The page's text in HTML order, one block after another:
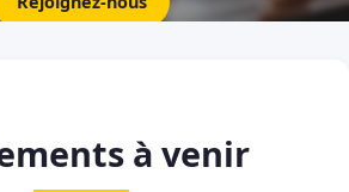
à venir